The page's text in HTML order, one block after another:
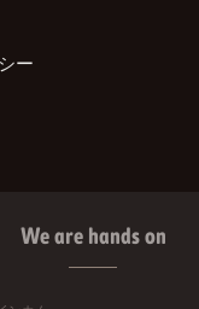
ー
We are hands on